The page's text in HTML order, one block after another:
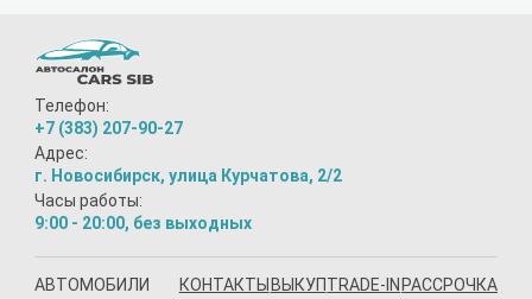
Телефон:
+7 (383) 207-90-27
Адрес:
г. Новосибирск, улица Курчатова, 2/2
Часы работы:
9:00 - 20:00, без выходных
АВТОМОБИЛИ
КОНТАКТЫ ВЫКУПTRADE-IN РАССРОЧКА